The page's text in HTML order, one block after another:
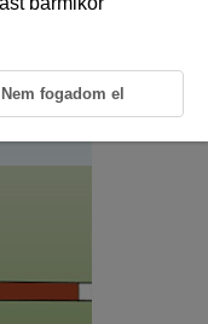
Nem fogadom el